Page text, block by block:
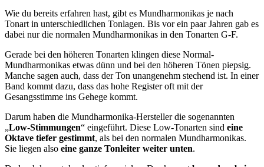
Wie du bereits erfahren hast, gibt es Mundharmonikas je nach
Tonart in unterschiedlichen Tonlagen. Bis vor ein paar Jahren gab es
dabei nur die normalen Mundharmonikas in den Tonarten G-F.
Gerade bei den höheren Tonarten klingen diese Normal-
Mundharmonikas etwas dünn und bei den höheren Tönen piepsig.
Manche sagen auch, dass der Ton unangenehm stechend ist. In einer
Band kommt dazu, dass das hohe Register oft mit der
Gesangsstimme ins Gehege kommt.
Darum haben die Mundharmonika-Hersteller die sogenannten
„Low-Stimmungen“ eingeführt. Diese Low-Tonarten sind eine
Oktave tiefer gestimmt, als bei den normalen Mundharmonikas.
Sie liegen also eine ganze Tonleiter weiter unten.